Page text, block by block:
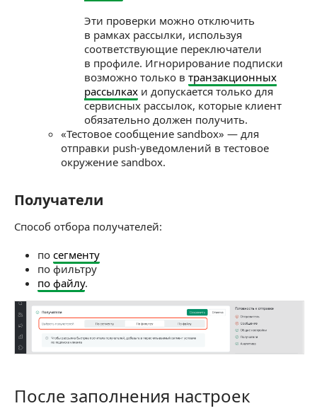
Эти проверки можно отключить
в рамках рассылки, используя
соответствующие переключатели
в профиле. Игнорирование подписки
возможно только в транзакционных
рассылках и допускается только для
сервисных рассылок, которые клиент
обязательно должен получить.
«Тестовое сообщение sandbox» — для
отправки push-уведомлений в тестовое
окружение sandbox.
Получатели
Получатели
Способ отбора получателей:
по сегменту
по фильтру
по файлу.
После заполнения настроек
После заполнения настроек